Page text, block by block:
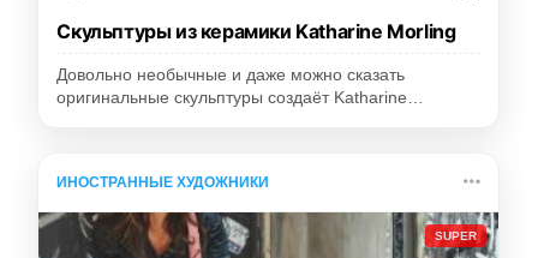
Скульптуры из керамики Katharine Morling
Довольно необычные и даже можно сказать
оригинальные скульптуры создаёт Katharine…
ИНОСТРАННЫЕ ХУДОЖНИКИ
SUPER